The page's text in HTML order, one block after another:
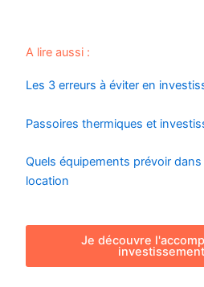
A lire aussi :
Les 3 erreurs à éviter en
Passoires thermiques et
Quels équipements prévoir
location
Je découvre